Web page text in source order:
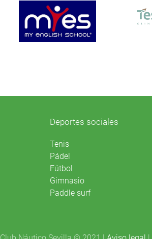
Deportes sociales
Tenis
Pádel
Fútbol
Gimnasio
Paddle surf